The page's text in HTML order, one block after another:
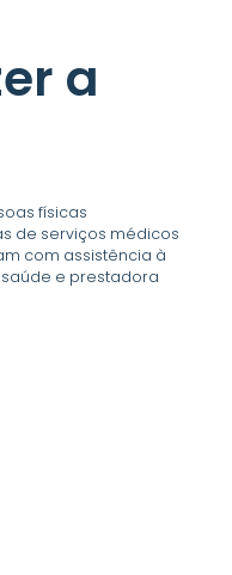
a
físicas
de serviços médicos
com assistência à
e prestadora